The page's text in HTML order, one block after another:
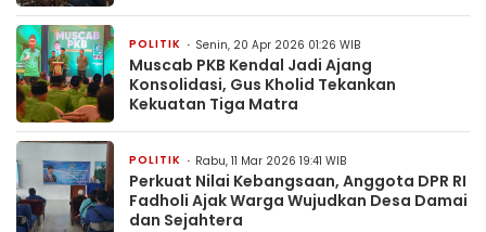
POLITIK Senin, 20 Apr 2026 01:26 WIB
Muscab PKB Kendal Jadi Ajang
Konsolidasi, Gus Kholid Tekankan
Kekuatan Tiga Matra
POLITIK Rabu, 11 Mar 2026 19:41 WIB
Perkuat Nilai Kebangsaan, Anggota DPR RI
Fadholi Ajak Warga Wujudkan Desa Damai
dan Sejahtera